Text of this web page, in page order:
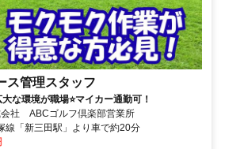
ス管理スタッフ
な環境が職場⭐マイカー通勤可！
会社 ABCゴルフ倶楽部営業所
線「新三田駅」より車で約20分